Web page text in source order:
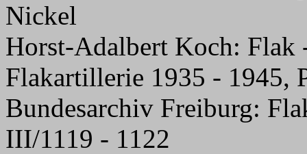
Nickel
Horst-Adalbert Koch: Flak
Flakartillerie 1935 - 1945,
Bundesarchiv Freiburg:
III/1119 - 1122